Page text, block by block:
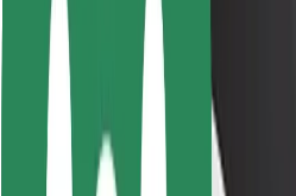
Segurança dos passageiros
Segurança dos motoristas
Segurança das trotinetes
Safety Lab
Cidades